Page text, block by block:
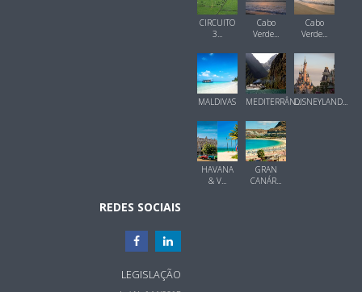
CIRCUITO
3...
Cabo
Verde...
Cabo
Verde...
MALDIVAS MEDITERRÂN...DISNEYLAND...
HAVANA
& V...
GRAN
CANÁR...
REDES SOCIAIS
LEGISLAÇÃO